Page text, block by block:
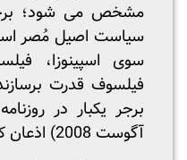
مشخص می شود؛
سیاست اصیل مُصر
سوی اسپینوزا،
فیلسوف قدرت
آگوست 2008) اذعان کرد” مشکل در مارکسیسم” :